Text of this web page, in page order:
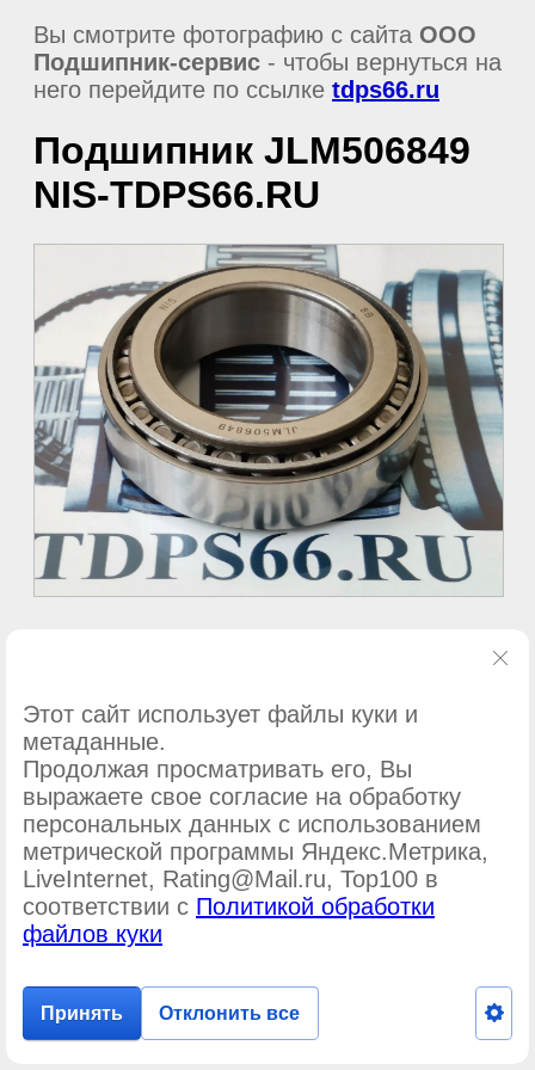
Вы смотрите фотографию с сайта ООО
Подшипник-сервис - чтобы вернуться на
него перейдите по ссылке tdps66.ru
Подшипник JLM506849
NIS-TDPS66.RU
Этот сайт использует файлы куки и
метаданные.
Продолжая просматривать его, Вы
выражаете свое согласие на обработку
персональных данных с использованием
метрической программы Яндекс.Метрика,
LiveInternet, Rating@Mail.ru, Top100 в
соответствии с Политикой обработки
файлов куки
Принять Отклонить все